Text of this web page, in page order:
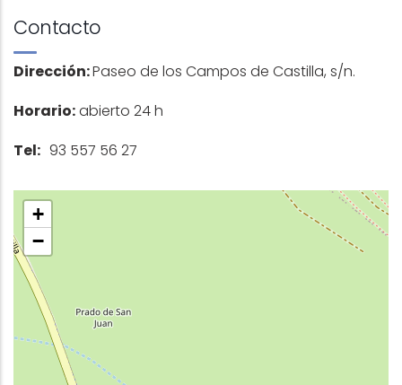
Contacto
Dirección:Paseo de los Campos de Castilla, s/n.
Horario:abierto 24 h
Tel: 93 557 56 27
+
−